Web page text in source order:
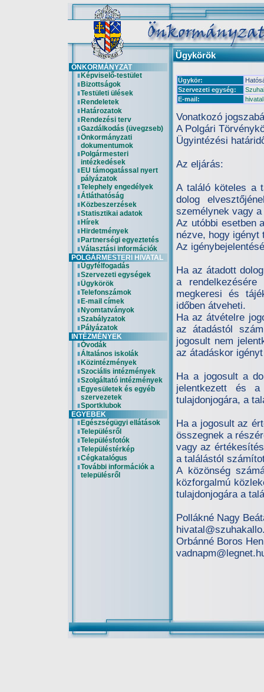
Ügykörök
ÖNKORMÁNYZAT
Képviselő-testület
Bizottságok
Testületi ülések
Rendeletek
Határozatok
Rendezési terv
Gazdálkodás (üvegzseb)
Önkormányzati
dokumentumok
Polgármesteri
intézkedések
EU támogatással nyert
pályázatok
Telephely engedélyek
Átláthatóság
Közbeszerzések
Statisztikai adatok
Hírek
Hirdetmények
Partnerségi egyeztetés
Választási információk
POLGÁRMESTERI HIVATAL
Ügyfélfogadás
Szervezeti egységek
Ügykörök
Telefonszámok
E-mail címek
Nyomtatványok
Szabályzatok
Pályázatok
INTÉZMÉNYEK
Óvodák
Általános iskolák
Közintézmények
Szociális intézmények
Szolgáltató intézmények
Egyesületek és egyéb
szervezetek
Sportklubok
EGYEBEK
Egészségügyi ellátások
Településről
Településfotók
Településtérkép
Cégkatalógus
További információk a
településről
Ügykör:
Szervezeti egység:
E-mail:
Vonatkozó
A Polgári
Ügyintézési
Az eljárás:
A találó köteles a
dolog
személynek vagy
Az utóbbi esetben
nézve, hogy igényt
Az
Ha az átadott
a
megkeresi és
időben átveheti.
Ha az átvételre
az átadástól
jogosult nem
az átadáskor
Ha a jogosult a
jelentkezett és
tulajdonjogára, a
Ha a jogosult az
összegnek a
vagy az
a találástól
A közönség
közforgalmú
tulajdonjogára a
Pollákné Nagy
Orbánné Boros